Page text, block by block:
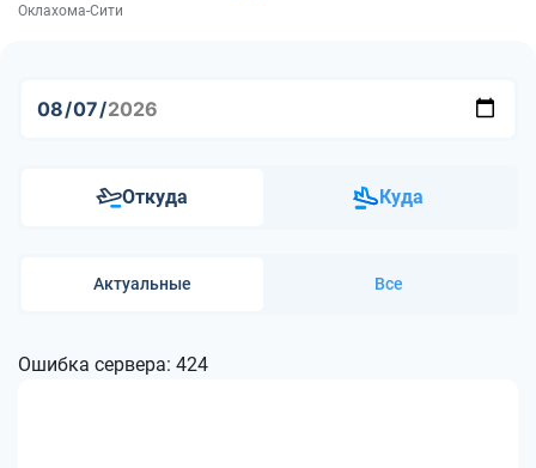
Оклахома-Сити
Откуда Куда
Актуальные Все
Ошибка сервера: 424